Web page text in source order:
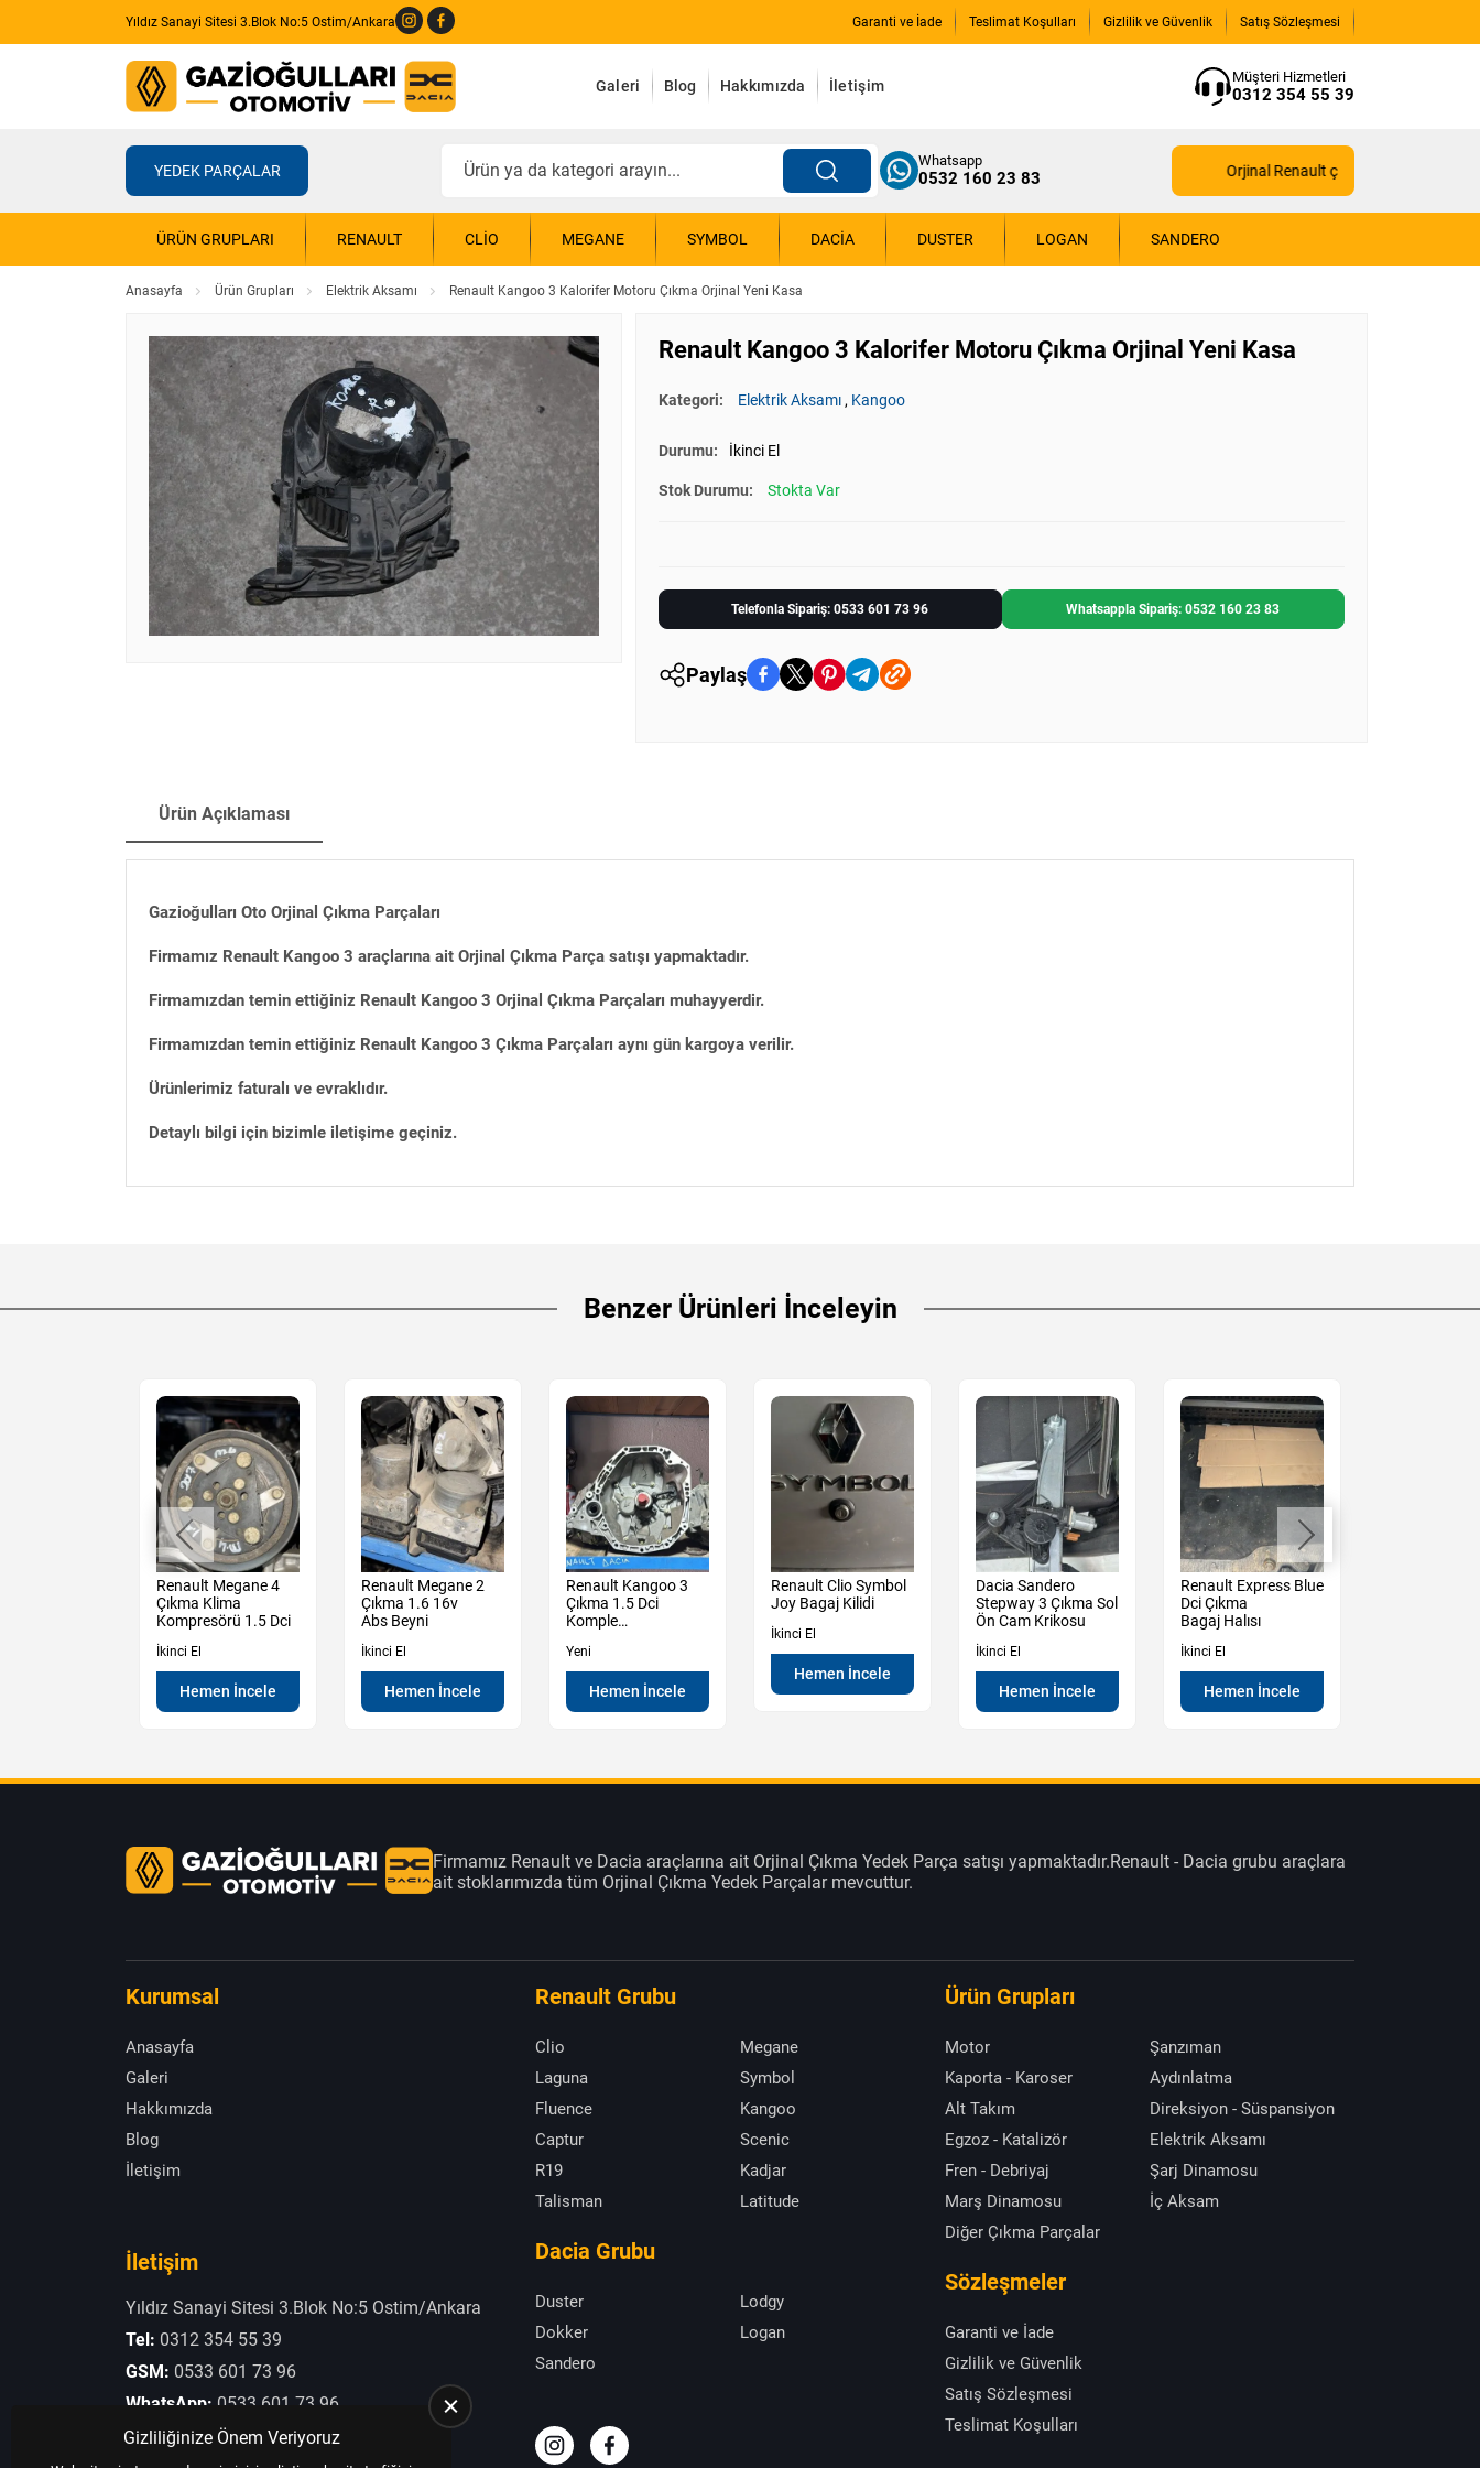
Yıldız Sanayi Sitesi 3.Blok No:5 Ostim/Ankara Garanti ve İade Teslimat Koşulları Gizlilik ve Güvenlik Satış Sözleşmesi
Galeri Blog Hakkımızda İletişim
Müşteri Hizmetleri
0312 354 55 39
YEDEK PARÇALAR
Whatsapp
0532 160 23 83 Orjinal Renault çıkma yedek parçaları
ÜRÜN GRUPLARI RENAULT CLIO MEGANE SYMBOL DACIA DUSTER LOGAN SANDERO
Anasayfa Ürün Grupları Elektrik Aksamı Renault Kangoo 3 Kalorifer Motoru Çıkma Orjinal Yeni Kasa
Renault Kangoo 3 Kalorifer Motoru Çıkma Orjinal Yeni Kasa
Kategori: Elektrik Aksamı, Kangoo
Durumu: İkinci El
Stok Durumu: Stokta Var
Telefonla Sipariş: 0533 601 73 96 Whatsappla Sipariş: 0532 160 23 83
Paylaş
Ürün Açıklaması
Gazioğulları Oto Orjinal Çıkma Parçaları
Firmamız Renault Kangoo 3 araçlarına ait Orjinal Çıkma Parça satışı yapmaktadır.
Firmamızdan temin ettiğiniz Renault Kangoo 3 Orjinal Çıkma Parçaları muhayyerdir.
Firmamızdan temin ettiğiniz Renault Kangoo 3 Çıkma Parçaları aynı gün kargoya verilir.
Ürünlerimiz faturalı ve evraklıdır.
Detaylı bilgi için bizimle iletişime geçiniz.
Benzer Ürünleri İnceleyin
Renault Megane 4
Çıkma Klima
Kompresörü 1.5 Dci
İkinci El
Hemen İncele
Renault Megane 2
Çıkma 1.6 16v
Abs Beyni
İkinci El
Hemen İncele
Renault Kangoo 3
Çıkma 1.5 Dci
Komple
Yeni
Hemen İncele
Renault Clio Symbol
Joy Bagaj Kilidi
İkinci El
Hemen İncele
Dacia Sandero
Stepway 3 Çıkma Sol
Ön Cam Krikosu
İkinci El
Hemen İncele
Renault Express Blue
Dci Çıkma
Bagaj Halısı
İkinci El
Hemen İncele
Firmamız Renault ve Dacia araçlarına ait Orjinal Çıkma Yedek Parça satışı yapmaktadır.Renault - Dacia grubu araçlara
ait stoklarımızda tüm Orjinal Çıkma Yedek Parçalar mevcuttur.
Kurumsal
Anasayfa
Galeri
Hakkımızda
Blog
İletişim
İletişim
Yıldız Sanayi Sitesi 3.Blok No:5 Ostim/Ankara
Tel: 0312 354 55 39
GSM: 0533 601 73 96
WhatsApp: 0533 601 73 96
E-Posta:otogaziogullari@hotmail.com
Renault Grubu
Clio
Megane
Laguna
Symbol
Fluence
Kangoo
Captur
Scenic
R19
Kadjar
Talisman
Latitude
Dacia Grubu
Duster
Lodgy
Dokker
Logan
Sandero
Ürün Grupları
Motor
Şanzıman
Kaporta - Karoser
Aydınlatma
Alt Takım
Direksiyon - Süspansiyon
Egzoz - Katalizör
Elektrik Aksamı
Fren - Debriyaj
Şarj Dinamosu
Marş Dinamosu
İç Aksam
Diğer Çıkma Parçalar
Sözleşmeler
Garanti ve İade
Gizlilik ve Güvenlik
Satış Sözleşmesi
Teslimat Koşulları
Gizliliğinize Önem Veriyoruz